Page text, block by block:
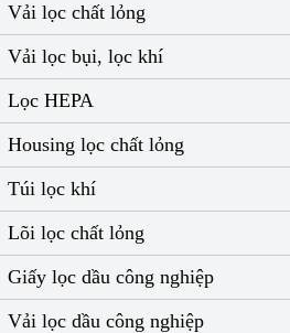
Vải lọc chất lỏng
Vải lọc bụi, lọc khí
Lọc HEPA
Housing lọc chất lỏng
Túi lọc khí
Lõi lọc chất lỏng
Giấy lọc dầu công nghiệp
Vải lọc dầu công nghiệp